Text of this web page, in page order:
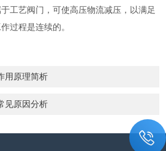
工艺阀门，可使高压物流减压，以满足
过程是连续的。
用原理简析
见原因分析